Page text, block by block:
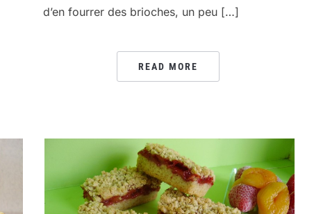
d’en fourrer des brioches, un peu […]
READ MORE